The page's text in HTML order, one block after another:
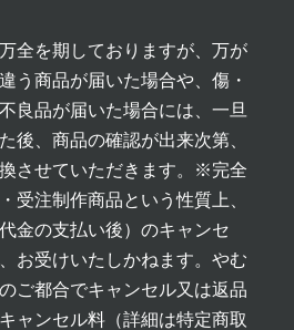
全を期しておりますが、万が
う商品が届いた場合や、傷・
良品が届いた場合には、一旦
後、商品の確認が出来次第、
させていただきます。
※完全
受注制作商品という性質上、
金の支払い後）のキャンセ
お受けいたしかねます。やむ
ご都合でキャンセル又は返品
ャンセル料（詳細は特定商取